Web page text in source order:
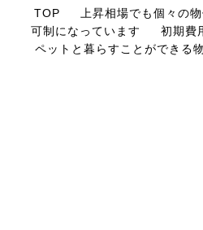
TOP
上昇相場でも個々の
可制になっています
初期費
ペットと暮らすことができる